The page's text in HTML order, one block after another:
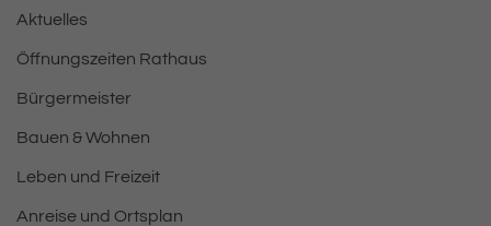
Aktuelles
Öffnungszeiten Rathaus
Bürgermeister
Bauen & Wohnen
Leben und Freizeit
Anreise und Ortsplan